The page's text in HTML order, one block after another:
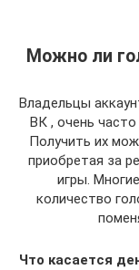
Можно ли
Владельцы
ВК , очень
Получить их
приобретая за
игры.
количество
Что касается